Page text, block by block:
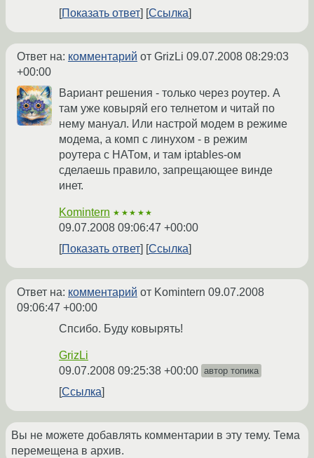
Показать ответ Ссылка
Ответ на: комментарий от GrizLi 09.07.2008 08:29:03
+00:00
Вариант решения - только через роутер. А
там уже ковыряй его телнетом и читай по
нему мануал. Или настрой модем в режиме
модема, а комп с линухом - в режим
роутера с НАТом, и там iptables-ом
сделаешь правило, запрещающее винде
инет.
Komintern ★★★★★
09.07.2008 09:06:47 +00:00
Показать ответ
Ссылка
Ответ на: комментарий от Komintern 09.07.2008
09:06:47 +00:00
Спсибо. Буду ковырять!
GrizLi
09.07.2008 09:25:38 +00:00 автор топика
Ссылка
Вы не можете добавлять комментарии в эту тему. Тема
перемещена в архив.